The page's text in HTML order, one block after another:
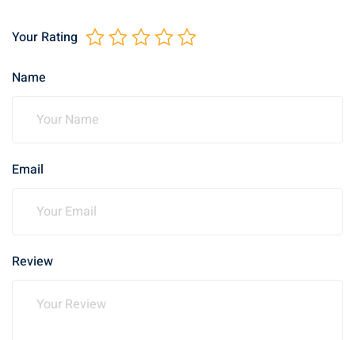
Your Rating
Name
Email
Review